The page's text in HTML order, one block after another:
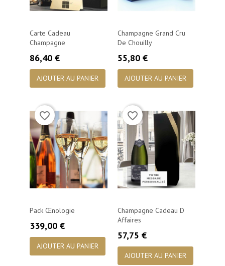
Carte Cadeau
Champagne
Prix
86,40 €
AJOUTER AU PANIER
Champagne Grand Cru
De Chouilly
Prix
55,80 €
AJOUTER AU PANIER
Pack Œnologie
Prix
339,00 €
AJOUTER AU PANIER
favorite_border
Champagne Cadeau D
Affaires
Prix
57,75 €
AJOUTER AU PANIER
favorite_border